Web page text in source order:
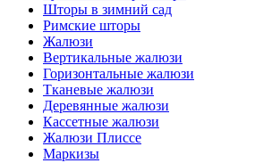
Шторы в зимний сад
Римские шторы
Жалюзи
Вертикальные жалюзи
Горизонтальные жалюзи
Тканевые жалюзи
Деревянные жалюзи
Кассетные жалюзи
Жалюзи Плиссе
Маркизы